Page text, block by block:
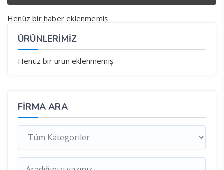
Henüz bir haber eklenmemiş
ÜRÜNLERİMİZ
Henüz bir ürün eklenmemiş
FIRMA ARA